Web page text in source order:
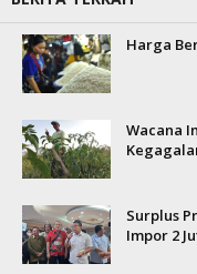
Harga
Wacana
Surplus
Impor 2